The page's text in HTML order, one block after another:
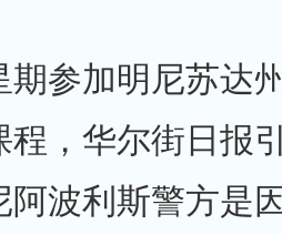
期参加明尼苏达
程，华尔街日报
阿波利斯警方是